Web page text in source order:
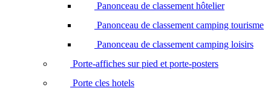
Panonceau de classement hôtelier
Panonceau de classement camping tourisme
Panonceau de classement camping loisirs
Porte-affiches sur pied et porte-posters
Porte cles hotels